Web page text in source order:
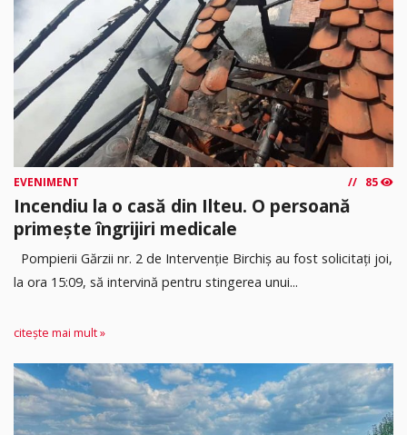
EVENIMENT 85
Incendiu la o casă din Ilteu. O persoană
primește îngrijiri medicale
Pompierii Gărzii nr. 2 de Intervenție Birchiș au fost solicitați joi,
la ora 15:09, să intervină pentru stingerea unui...
citește mai mult »